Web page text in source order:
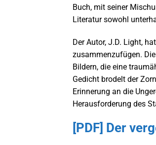
Buch, mit seiner
Literatur sowohl
Der Autor, J.D. Light,
zusammenzufügen.
Bildern, die eine
Gedicht brodelt der
Erinnerung an die
Herausforderung des
[PDF] Der